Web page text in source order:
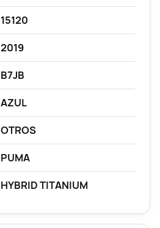
15120
2019
B7JB
AZUL
OTROS
PUMA
HYBRID TITANIUM